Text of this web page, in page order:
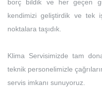
borç bildik ve her geçen
kendimizi geliştirdik ve tek
noktalara taşıdık.
Klima Servisimizde tam
teknik personelimizle
servis imkanı sunuyoruz.